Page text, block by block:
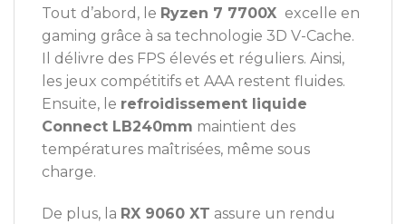
Tout d’abord, le Ryzen 7 7700X excelle en
gaming grâce à sa technologie 3D V-Cache.
Il délivre des FPS élevés et réguliers. Ainsi,
les jeux compétitifs et AAA restent fluides.
Ensuite, le refroidissement liquide
Connect LB240mm maintient des
températures maîtrisées, même sous
charge.
De plus, la RX 9060 XT assure un rendu